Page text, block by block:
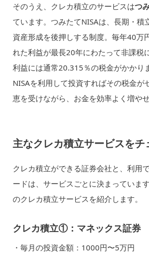
そのうえ、クレカ積立のサービスはつ
ています。つみたてNISAは、長期・積
資産形成を後押しする制度。毎年40万
れた利益が最長20年にわたって非課税
利益には通常20.315％の税金がかかり
NISAを利用して投資すればその税金が
恵を受けながら、お金を効率よく増やせ
主なクレカ積立サービスをチ
クレカ積立ができる証券会社と、利用
ードは、サービスごとに決まっていま
のクレカ積立サービスを紹介します。
クレカ積立①：マネックス証券
・毎月の投資金額：1000円〜5万円